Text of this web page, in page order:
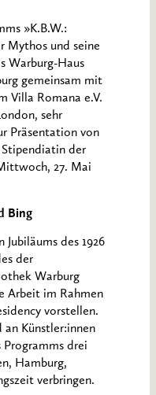
»K.B.W.:
Mythos und seine
Warburg-Haus
gemeinsam mit
Villa Romana e.V.
sehr
Präsentation von
der
27. Mai
Bing
des 1926
der
Warburg
Arbeit im Rahmen
vorstellen.
an Künstler:innen
Programms drei
Hamburg,
verbringen.